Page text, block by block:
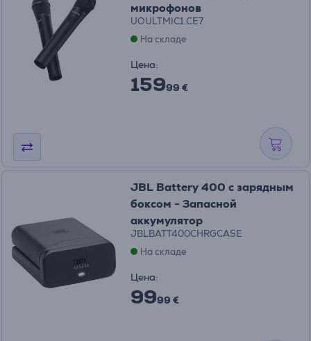
микрофонов
UOULTMIC1.CE7
На складе
Цена:
15999 €
JBL Battery 400 с зарядным
боксом - Запасной
аккумулятор
JBLBATT400CHRGCASE
На складе
Цена:
9999 €